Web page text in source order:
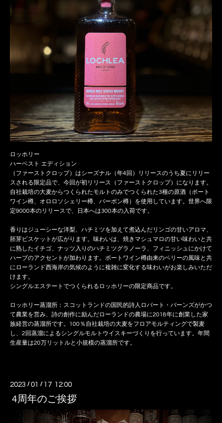
ロッホリー
ハーベスト エディション
（ファーストクロップ）はシーズナル（年4回）リリースのうち夏にリリー
スされる限定品で、今回が初リリース（ファーストクロップ）になります。
自社栽培の大麦からつくられたモルトのみでつくられた3種の原酒（ポート
ワイン樽、オロロソシェリー樽、バーボン樽）を使用しています。世界へ限
定9000本のリリースで、日本へは300本の入荷です。
香りはジューシーな洋梨、ハチミツを加えて煮込んだリンゴの甘いアロマ、
胚芽ビスケットが広がります。味わいは、焼きマシュマロの甘い味わいと共
に熟したイチゴ、ナッツ入りのハチミツグラノーラ、フィニッシュにかけて
ハーブのアクセントが加わります。ポートワイン樽由来のベリーの風味と共
にローランド西海岸の気候のように複雑に変化する味わいがお楽しみいただ
けます。
シングルエステートでつくられるロッホリーの限定商品です。
ロッホリー蒸溜所：スコットランドの国民的詩人ロバート・バーンズがかつ
て農業を営み、詩の創作に励んだローランドの農場に2018年に創業した家
族経営の蒸溜所です。100％自社栽培の大麦をフロアモルティングで製麦
し、2回蒸溜によるシングルモルトウイスキーづくりを行っています。年間
生産量は20万リットルと小規模の蒸溜所です。
2023 /01 / 17 12:00
4周年のご挨拶